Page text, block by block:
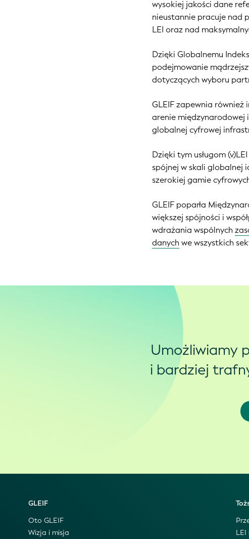
wysokiej jakości dane
nieustannie pracuje nad
LEI oraz nad
Dzięki Globalnemu
podejmowanie
dotyczących wyboru
GLEIF zapewnia
arenie
globalnej cyfrowej
Dzięki tym usługom
spójnej w skali globalnej
szerokiej gamie
GLEIF poparła
większej spójności i
wdrażania wspólnych
danych we wszystkich
Umożliwiamy
i bardziej
GLEIF
Oto GLEIF
Wizja i misja
LEI